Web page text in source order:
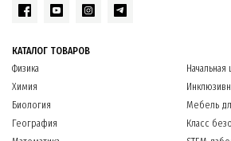
КАТАЛОГ ТОВАРОВ
Физика
Химия
Биология
География
Мебель
Класс